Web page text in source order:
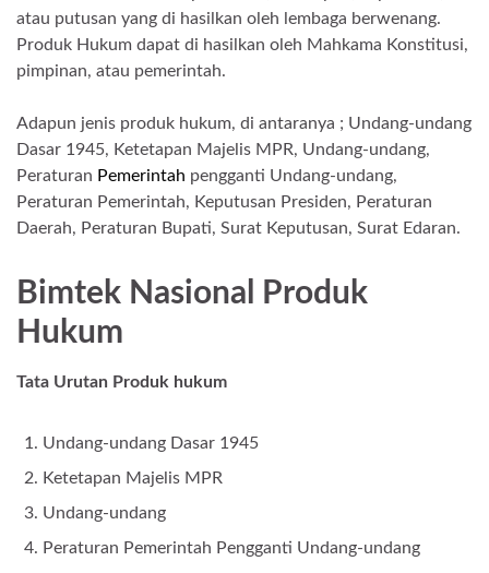
atau putusan yang di hasilkan oleh lembaga berwenang.
Produk Hukum dapat di hasilkan oleh Mahkama Konstitusi,
pimpinan, atau pemerintah.
Adapun jenis produk hukum, di antaranya ; Undang-undang
Dasar 1945, Ketetapan Majelis MPR, Undang-undang,
Peraturan Pemerintah pengganti Undang-undang,
Peraturan Pemerintah, Keputusan Presiden, Peraturan
Daerah, Peraturan Bupati, Surat Keputusan, Surat Edaran.
Bimtek Nasional Produk
Hukum
Tata Urutan Produk hukum
Undang-undang Dasar 1945
Ketetapan Majelis MPR
Undang-undang
Peraturan Pemerintah Pengganti Undang-undang